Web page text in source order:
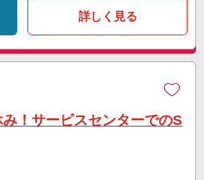
詳しく見る
！サービスセンターでのS